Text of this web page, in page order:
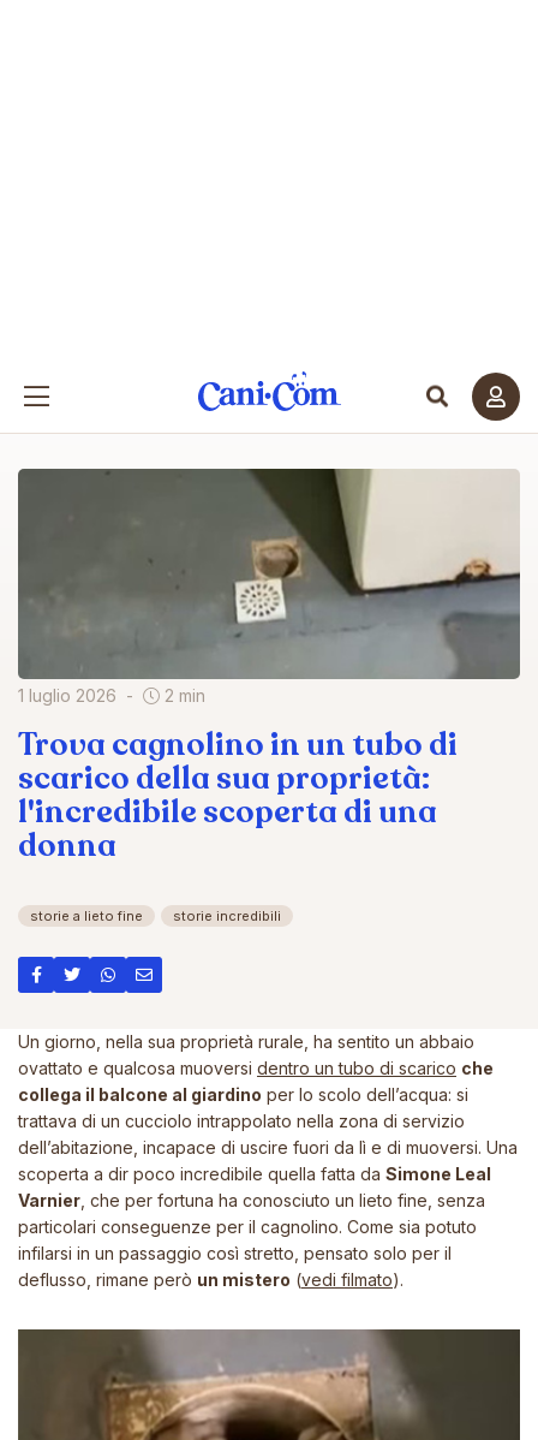
1 luglio 2026 2 min
Trova cagnolino in un tubo di
scarico della sua proprietà:
l'incredibile scoperta di una
donna
storie a lieto fine storie incredibili
Un giorno, nella sua proprietà rurale, ha sentito un abbaio
ovattato e qualcosa muoversi dentro un tubo di scarico che
collega il balcone al giardino per lo scolo dell’acqua: si
trattava di un cucciolo intrappolato nella zona di servizio
dell’abitazione, incapace di uscire fuori da lì e di muoversi. Una
scoperta a dir poco incredibile quella fatta da Simone Leal
Varnier , che per fortuna ha conosciuto un lieto fine, senza
particolari conseguenze per il cagnolino. Come sia potuto
infilarsi in un passaggio così stretto, pensato solo per il
deflusso, rimane però un mistero (vedi filmato).